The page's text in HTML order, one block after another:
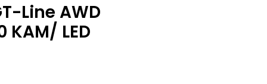
Line AWD
KAM/ LED